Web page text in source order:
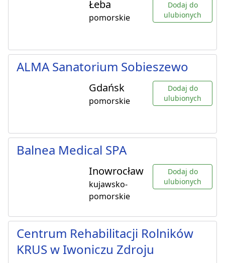
Łeba
pomorskie
Dodaj do
ulubionych
ALMA Sanatorium Sobieszewo
Gdańsk
pomorskie
Dodaj do
ulubionych
Balnea Medical SPA
Inowrocław
kujawsko-
pomorskie
Dodaj do
ulubionych
Centrum Rehabilitacji Rolników
KRUS w Iwoniczu Zdroju